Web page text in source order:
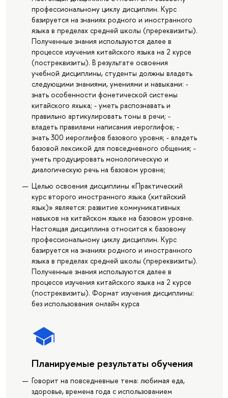
профессиональному циклу дисциплин. Курс
базируется на знаниях родного и иностранного
языка в пределах средней школы (пререквизиты).
Полученные знания используются далее в
процессе изучения китайского языка на 2 курсе
(постреквизиты). В результате освоения
учебной дисциплины, студенты должны владеть
следующими знаниями, умениями и навыками: -
знать особенности фонетической системы
китайского яхыка; - уметь распознавать и
правильно артикулировать тоны в речи; -
владеть правилами написания иероглифов; -
знать 300 иероглифов базового уровня; - владеть
базовой лексикой для повседневного общения; -
уметь продуцировать монологическую и
диалогическую речь на базовом уровне;
Целью освоения дисциплины «Практический
курс второго иностранного языка (китайский
язык)» является: развитие коммуникативных
навыков на китайском языке на базовом уровне.
Настоящая дисциплина относится к базовому
профессиональному циклу дисциплин. Курс
базируется на знаниях родного и иностранного
языка в пределах средней школы (пререквизиты).
Полученные знания используются далее в
процессе изучения китайского языка на 2 курсе
(постреквизиты). Формат изучения дисциплины:
без использования онлайн курса
Планируемые результаты обучения
Говорит на повседневные тема: любимая еда,
здоровье, времена года с использованием